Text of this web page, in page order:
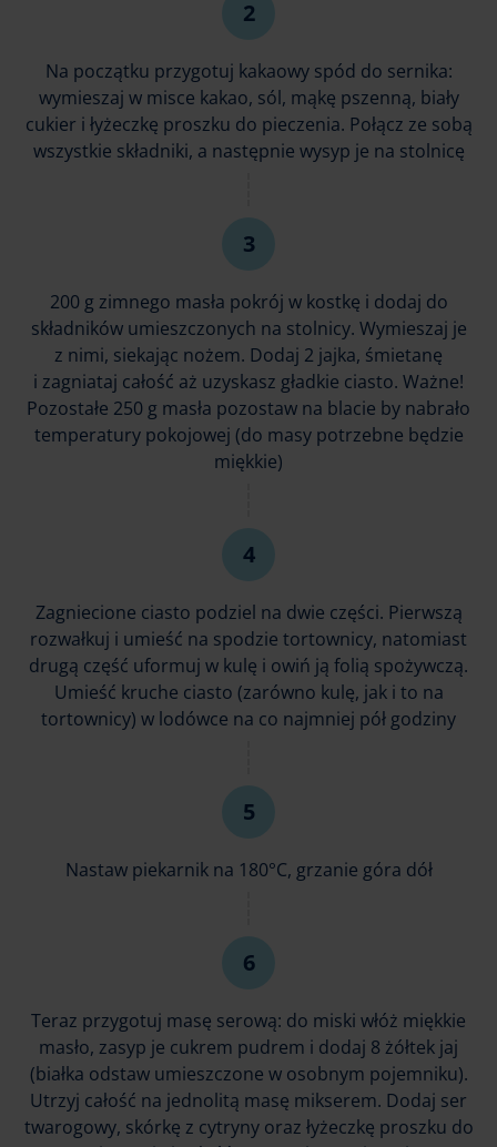
Na początku przygotuj kakaowy spód do sernika:
wymieszaj w misce kakao, sól, mąkę pszenną, biały
cukier i łyżeczkę proszku do pieczenia. Połącz ze sobą
wszystkie składniki, a następnie wysyp je na stolnicę
200 g zimnego masła pokrój w kostkę i dodaj do
składników umieszczonych na stolnicy. Wymieszaj je
z nimi, siekając nożem. Dodaj 2 jajka, śmietanę
i zagniataj całość aż uzyskasz gładkie ciasto. Ważne!
Pozostałe 250 g masła pozostaw na blacie by nabrało
temperatury pokojowej (do masy potrzebne będzie
miękkie)
Zagniecione ciasto podziel na dwie części. Pierwszą
rozwałkuj i umieść na spodzie tortownicy, natomiast
drugą część uformuj w kulę i owiń ją folią spożywczą.
Umieść kruche ciasto (zarówno kulę, jak i to na
tortownicy) w lodówce na co najmniej pół godziny
Nastaw piekarnik na 180°C, grzanie góra dół
Teraz przygotuj masę serową: do miski włóż miękkie
masło, zasyp je cukrem pudrem i dodaj 8 żółtek jaj
(białka odstaw umieszczone w osobnym pojemniku).
Utrzyj całość na jednolitą masę mikserem. Dodaj ser
twarogowy, skórkę z cytryny oraz łyżeczkę proszku do